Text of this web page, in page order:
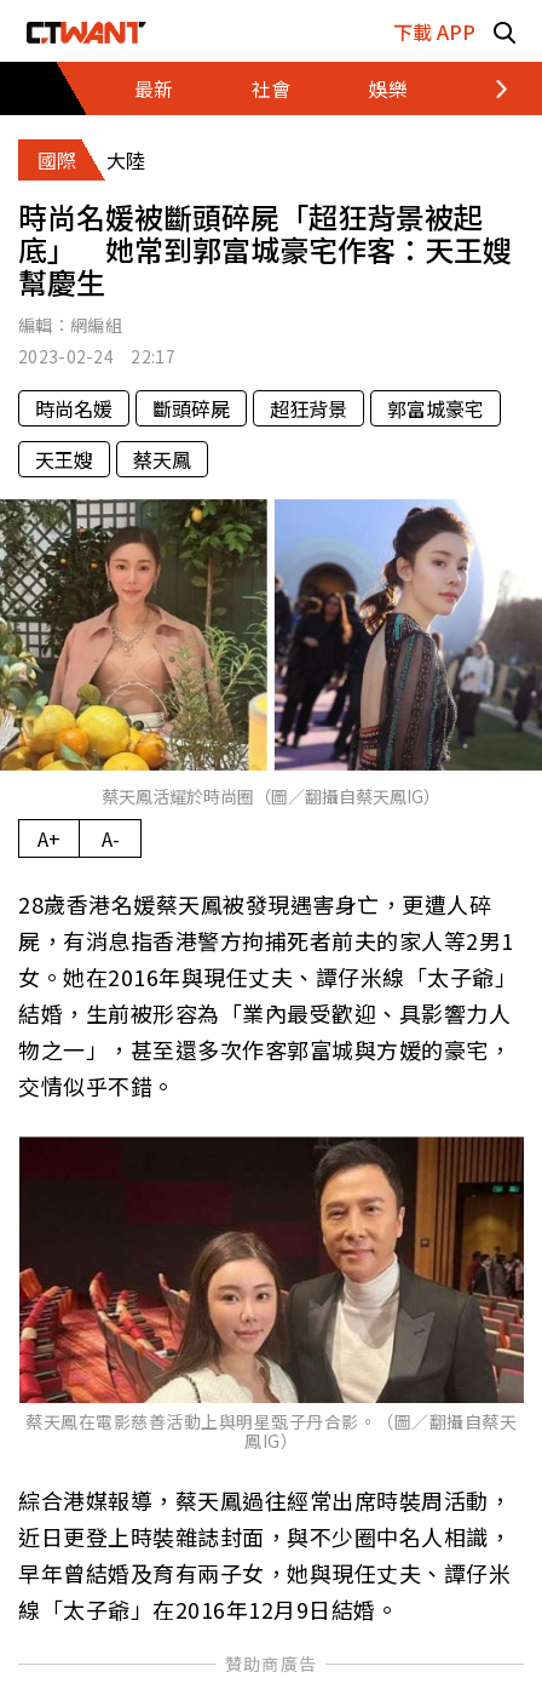
下載 APP
最新
社會 娛樂 財經
國際 大陸
時尚名媛被斷頭碎屍「超狂背景被起
底」 她常到郭富城豪宅作客：天王嫂
幫慶生
編輯： 網編組
2023-02-24 22:17
時尚名媛 斷頭碎屍 超狂背景
郭富城豪宅
天王嫂
蔡天鳳
蔡天鳳活耀於時尚圈（圖／翻攝自蔡天鳳IG）
A+ A-
28歲香港名媛蔡天鳳被發現遇害身亡，更遭人碎
屍，有消息指香港警方拘捕死者前夫的家人等2男1
女。她在2016年與現任丈夫、譚仔米線「太子爺」
結婚，生前被形容為「業內最受歡迎、具影響力人
物之一」，甚至還多次作客郭富城與方媛的豪宅，
交情似乎不錯。
蔡天鳳在電影慈善活動上與明星甄子丹合影。（圖／翻攝自蔡天
鳳IG）
綜合港媒報導，蔡天鳳過往經常出席時裝周活動，
近日更登上時裝雜誌封面，與不少圈中名人相識，
早年曾結婚及育有兩子女，她與現任丈夫、譚仔米
線「太子爺」在2016年12月9日結婚。